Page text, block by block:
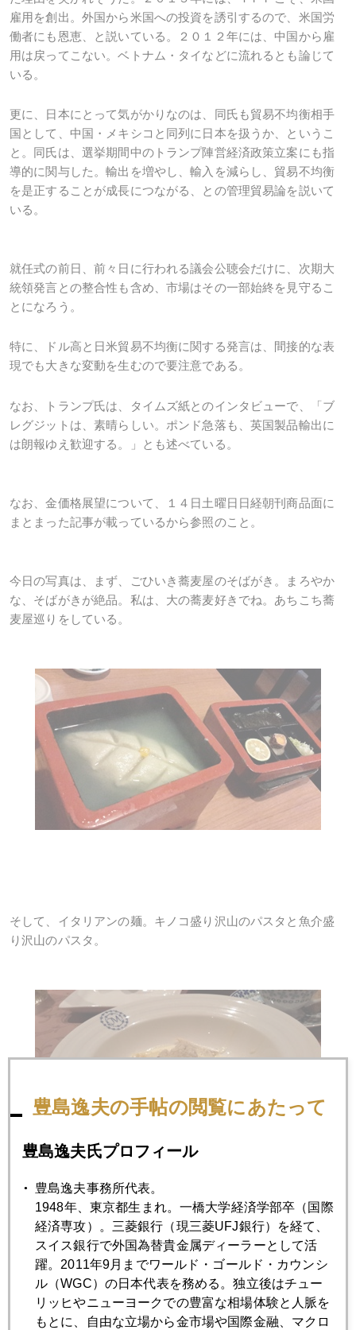
雇用を創出。外国から米国への投資を誘引するので、米国労
働者にも恩恵、と説いている。２０１２年には、中国から雇
用は戻ってこない。ベトナム・タイなどに流れるとも論じて
いる。
更に、日本にとって気がかりなのは、同氏も貿易不均衡相手
国として、中国・メキシコと同列に日本を扱うか、というこ
と。同氏は、選挙期間中のトランプ陣営経済政策立案にも指
導的に関与した。輸出を増やし、輸入を減らし、貿易不均衡
を是正することが成長につながる、との管理貿易論を説いて
いる。
就任式の前日、前々日に行われる議会公聴会だけに、次期大
統領発言との整合性も含め、市場はその一部始終を見守るこ
とになろう。
特に、ドル高と日米貿易不均衡に関する発言は、間接的な表
現でも大きな変動を生むので要注意である。
なお、トランプ氏は、タイムズ紙とのインタビューで、「ブ
レグジットは、素晴らしい。ポンド急落も、英国製品輸出に
は朗報ゆえ歓迎する。」とも述べている。
なお、金価格展望について、１４日土曜日日経朝刊商品面に
まとまった記事が載っているから参照のこと。
今日の写真は、まず、ごひいき蕎麦屋のそばがき。まろやか
な、そばがきが絶品。私は、大の蕎麦好きでね。あちこち蕎
麦屋巡りをしている。
そして、イタリアンの麺。キノコ盛り沢山のパスタと魚介盛
り沢山のパスタ。
豊島逸夫の手帖の閲覧にあたって
豊島逸夫氏プロフィール
豊島逸夫事務所代表。
1948年、東京都生まれ。一橋大学経済学部卒（国際
経済専攻）。三菱銀行（現三菱UFJ銀行）を経て、
スイス銀行で外国為替貴金属ディーラーとして活
躍。2011年9月までワールド・ゴールド・カウンシ
ル（WGC）の日本代表を務める。独立後はチュー
リッヒやニューヨークでの豊富な相場体験と人脈を
もとに、自由な立場から金市場や国際金融、マクロ